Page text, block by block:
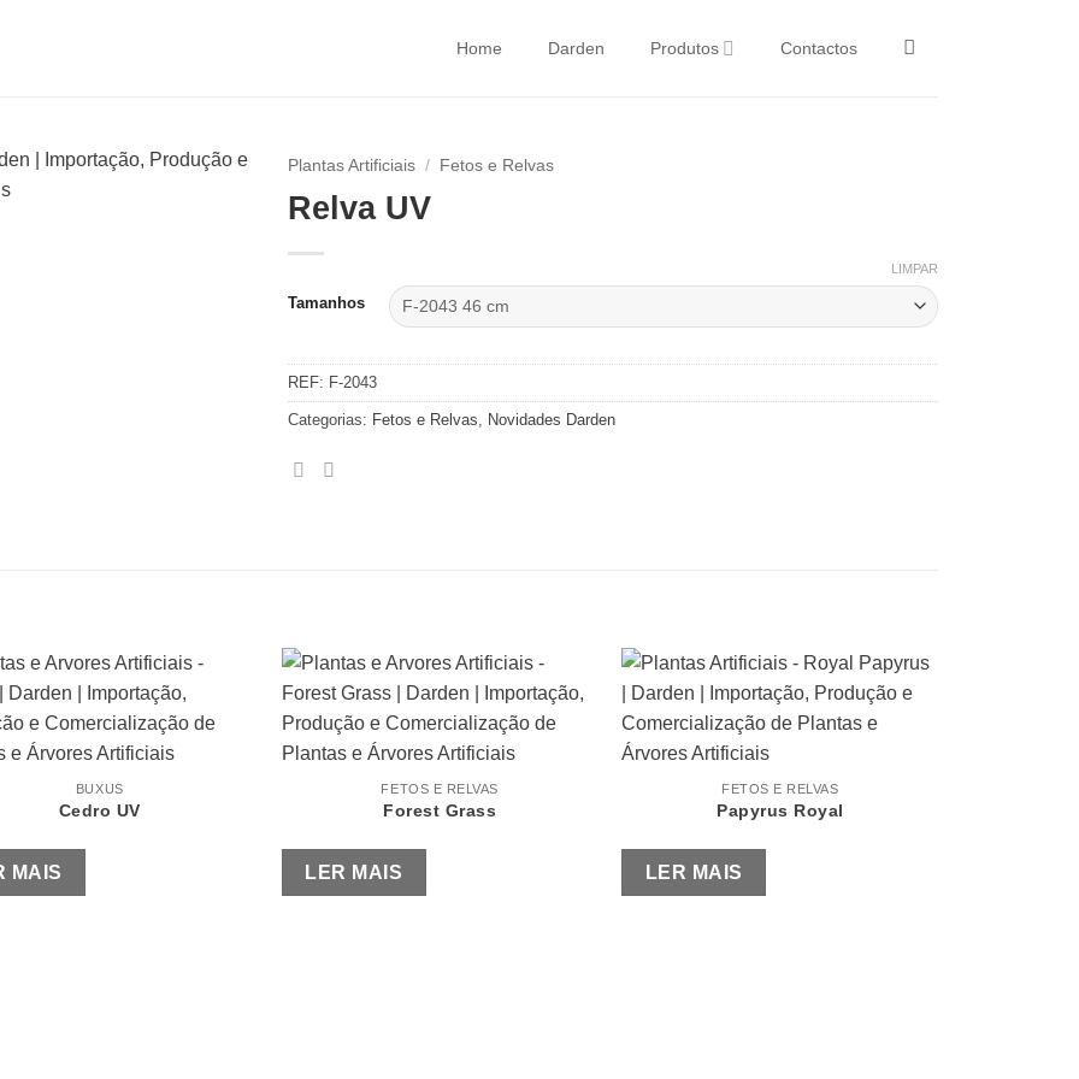
Home Darden Produtos Contactos
Plantas Artificiais / Fetos e Relvas
Relva UV
Tamanhos
LIMPAR
REF: F-2043
Categorias: Fetos e Relvas Novidades Darden
BUXUS
Cedro UV
MAIS
FETOS E RELVAS
Forest Grass
LER MAIS
FETOS E RELVAS
Papyrus Royal
LER MAIS